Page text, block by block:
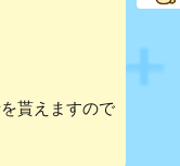
貰えますので